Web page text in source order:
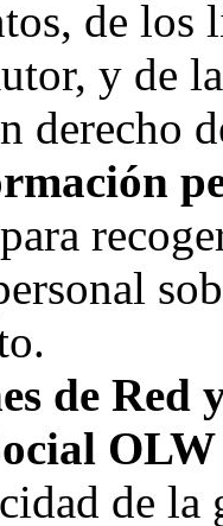
de los
y de
derecho
para
de Red
OLW
de